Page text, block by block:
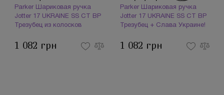
Parker Шариковая ручка
Jotter 17 UKRAINE SS CT BP
Трезубец из колосков
1 082 грн
Parker Шариковая ручка
Jotter 17 UKRAINE SS CT BP
Трезубец + Слава Украине!
16132_T210b (1778040)
1 082 грн